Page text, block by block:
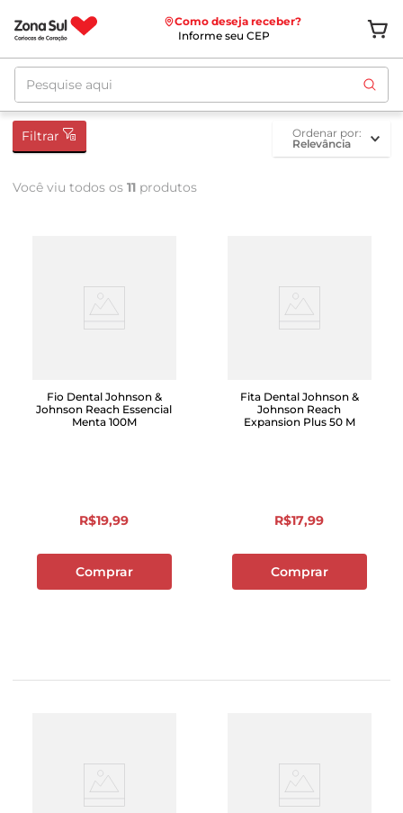
Como deseja receber?
Informe seu CEP
Pesquise aqui
Filtrar
ordenar por
Relevância
Você viu todos os 11 produtos
Fio Dental Johnson &
Johnson Reach Essencial
Menta 100M
R$19,99
Comprar
Fita Dental Johnson &
Johnson Reach
Expansion Plus 50 M
R$17,99
Comprar